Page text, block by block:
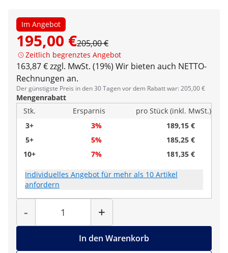
Im Angebot
195,00 €205,00 €
Zeitlich begrenztes Angebot
163,87 € zzgl. MwSt. (19%) Wir bieten auch NETTO-
Rechnungen an.
Der günstigste Preis in den 30 Tagen vor dem Rabatt war: 205,00 €
Mengenrabatt
Stk.
Ersparnis
pro Stück (inkl. MwSt.)
3+
3%
189,15 €
5+
5%
185,25 €
10+
7% 181,35 €
Individuelles Angebot für mehr als 10 Artikel
anfordern
-
Menge
+
In den Warenkorb